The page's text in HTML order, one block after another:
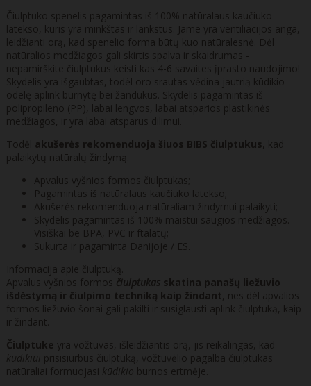
Čiulptuko spenelis pagamintas iš 100% natūralaus kaučiuko
latekso, kuris yra minkštas ir lankstus. Jame yra ventiliacijos anga,
leidžianti orą, kad spenelio forma būtų kuo natūralesnė. Dėl
natūralios medžiagos gali skirtis spalva ir skaidrumas -
nepamirškite čiulptukus keisti kas 4-6 savaites įprasto naudojimo!
Skydelis yra išgaubtas, todėl oro srautas vėdina jautrią kūdikio
odelę aplink burnytę bei žandukus. Skydelis pagamintas iš
polipropileno (PP), labai lengvos, labai atsparios plastikinės
medžiagos, ir yra labai atsparus dilimui.
Todėl akušerės rekomenduoja šiuos BIBS čiulptukus, kad
palaikytų natūralų žindymą.
Apvalus vyšnios formos čiulptukas;
Pagamintas iš natūralaus kaučiuko latekso;
Akušerės rekomenduoja natūraliam žindymui palaikyti;
Skydelis pagamintas iš 100% maistui saugios medžiagos.
Visiškai be BPA, PVC ir ftalatų;
Sukurta ir pagaminta Danijoje / ES.
Informacija apie čiulptuką.
Apvalus vyšnios formos čiulptukas skatina panašų liežuvio
išdėstymą ir čiulpimo techniką kaip žindant, nes dėl apvalios
formos liežuvio šonai gali pakilti ir susiglausti aplink čiulptuką, kaip
ir žindant.
Čiulptuke yra vožtuvas, išleidžiantis orą, jis reikalingas, kad
kūdikiui prisisiurbus čiulptuką, vožtuvėlio pagalba čiulptukas
natūraliai formuojasi kūdikio burnos ertmėje.